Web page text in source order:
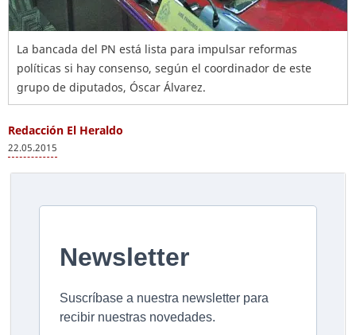
La bancada del PN está lista para impulsar reformas
políticas si hay consenso, según el coordinador de este
grupo de diputados, Óscar Álvarez.
Redacción El Heraldo
22.05.2015